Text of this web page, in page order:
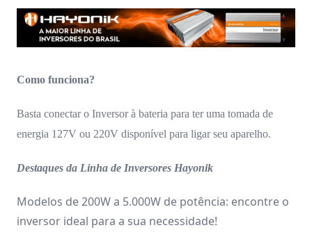
Como funciona?
Basta conectar o Inversor à bateria para ter uma tomada de
energia 127V ou 220V disponível para ligar seu aparelho.
Destaques da Linha de Inversores Hayonik
Modelos de 200W a 5.000W de potência: encontre o
inversor ideal para a sua necessidade!